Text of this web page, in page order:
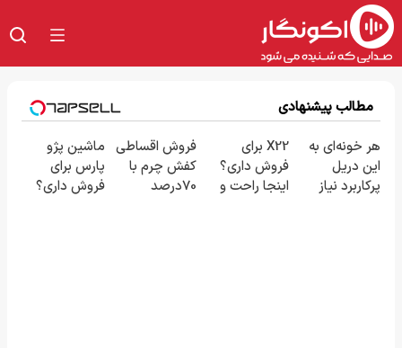
مطالب پیشنهادی
هر خونه‌ای به
این دریل
پرکاربرد نیاز
X22 برای
فروش داری؟
اینجا راحت و
فروش اقساطی
کفش چرم با
70درصد
ماشین پژو
پارس برای
فروش داری؟